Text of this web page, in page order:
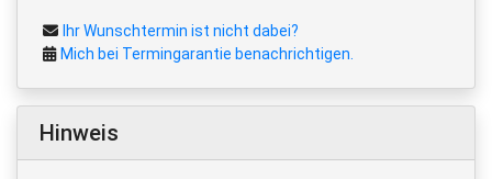
Ihr Wunschtermin ist nicht dabei?
Mich bei Termingarantie benachrichtigen.
Hinweis